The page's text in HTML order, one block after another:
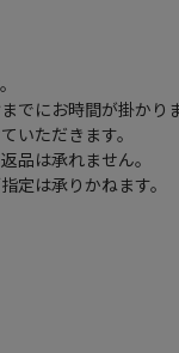
にお時間が掛かり
いただきます。
品は承れません。
定は承りかねます。